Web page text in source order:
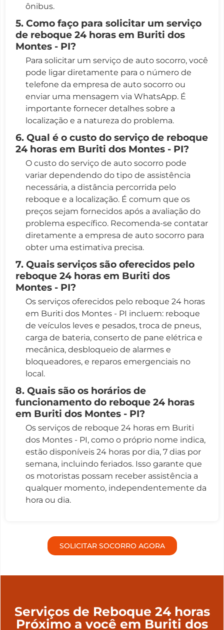
ônibus.
5. Como faço para solicitar um serviço
de reboque 24 horas em Buriti dos
Montes - PI?
Para solicitar um serviço de auto socorro, você
pode ligar diretamente para o número de
telefone da empresa de auto socorro ou
enviar uma mensagem via WhatsApp. É
importante fornecer detalhes sobre a
localização e a natureza do problema.
6. Qual é o custo do serviço de reboque
24 horas em Buriti dos Montes - PI?
O custo do serviço de auto socorro pode
variar dependendo do tipo de assistência
necessária, a distância percorrida pelo
reboque e a localização. É comum que os
preços sejam fornecidos após a avaliação do
problema específico. Recomenda-se contatar
diretamente a empresa de auto socorro para
obter uma estimativa precisa.
7. Quais serviços são oferecidos pelo
reboque 24 horas em Buriti dos
Montes - PI?
Os serviços oferecidos pelo reboque 24 horas
em Buriti dos Montes - PI incluem: reboque
de veículos leves e pesados, troca de pneus,
carga de bateria, conserto de pane elétrica e
mecânica, desbloqueio de alarmes e
bloqueadores, e reparos emergenciais no
local.
8. Quais são os horários de
funcionamento do reboque 24 horas
em Buriti dos Montes - PI?
Os serviços de reboque 24 horas em Buriti
dos Montes - PI, como o próprio nome indica,
estão disponíveis 24 horas por dia, 7 dias por
semana, incluindo feriados. Isso garante que
os motoristas possam receber assistência a
qualquer momento, independentemente da
hora ou dia.
SOLICITAR SOCORRO AGORA
Serviços de Reboque 24 horas
Próximo a você em Buriti dos